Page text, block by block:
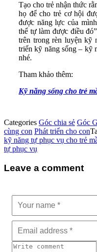
Tạo cho trẻ nhận thức
họ để cho trẻ cơ hội
được năng lực của
thể tự làm được điều
trên trong rèn luyện kỹ
triển kỹ năng sống – kỹ
nhé.
Tham khảo thêm:
Kỹ năng sống cho trẻ
Categories Góc chia sẻ Góc
cùng con Phát triển cho con
kỹ năng tự phục vụ cho trẻ
tự phục vụ
Leave a comment